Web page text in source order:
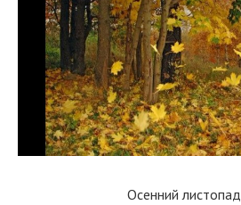
Осенний листопад